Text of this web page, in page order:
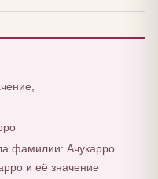
фамилии: Ачукарро
и её значение